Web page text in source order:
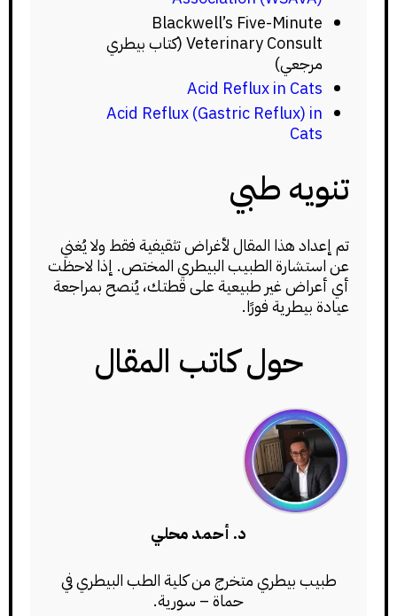
Blackwell’s Five-Minute
Veterinary Consult (كتاب بيطري
مرجعي)
Acid Reflux in Cats
Acid Reflux (Gastric Reflux) in
Cats
تنويه طبي
تم إعداد هذا المقال لأغراض تثقيفية فقط ولا يُغني
عن استشارة الطبيب البيطري المختص. إذا لاحظت
أي أعراض غير طبيعية على قطتك، يُنصح بمراجعة
عيادة بيطرية فورًا.
حول كاتب المقال
د. أحمد محلي
طبيب بيطري متخرج من كلية الطب البيطري في
حماة – سورية.